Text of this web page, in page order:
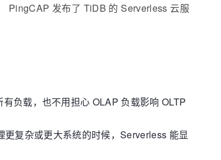
PingCAP 发布了 TiDB 的 Serverless 云服
负载，也不用担心 OLAP 负载影响 OLTP
复杂或更大系统的时候，Serverless 能显